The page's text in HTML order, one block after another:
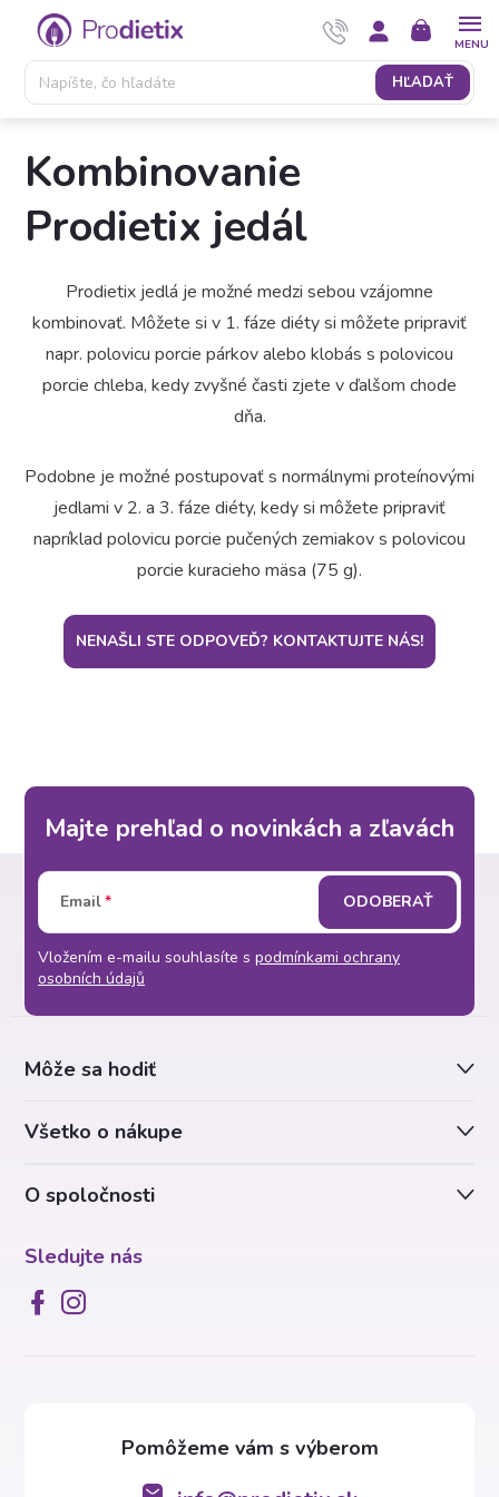
Prejsť
obsah
HĽADAŤ
NÁKUPNÝ
KOŠÍK
Kombinovanie
Prodietix jedál
Prodietix jedlá je možné medzi sebou vzájomne
kombinovať. Môžete si v 1. fáze diéty si môžete pripraviť
napr. polovicu porcie párkov alebo klobás s polovicou
porcie chleba, kedy zvyšné časti zjete v ďalšom chode
dňa.
Podobne je možné postupovať s normálnymi proteínovými
jedlami v 2. a 3. fáze diéty, kedy si môžete pripraviť
napríklad polovicu porcie pučených zemiakov s polovicou
porcie kuracieho mäsa (75 g).
NENAŠLI STE ODPOVEĎ? KONTAKTUJTE NÁS!
Majte prehľad o novinkách a zľavách
Email
Vložením e-mailu souhlasíte s podmínkami ochrany
osobních údajů
ODOBERAŤ
O spoločnosti
Sledujte nás
Môže sa hodiť
Všetko o nákupe